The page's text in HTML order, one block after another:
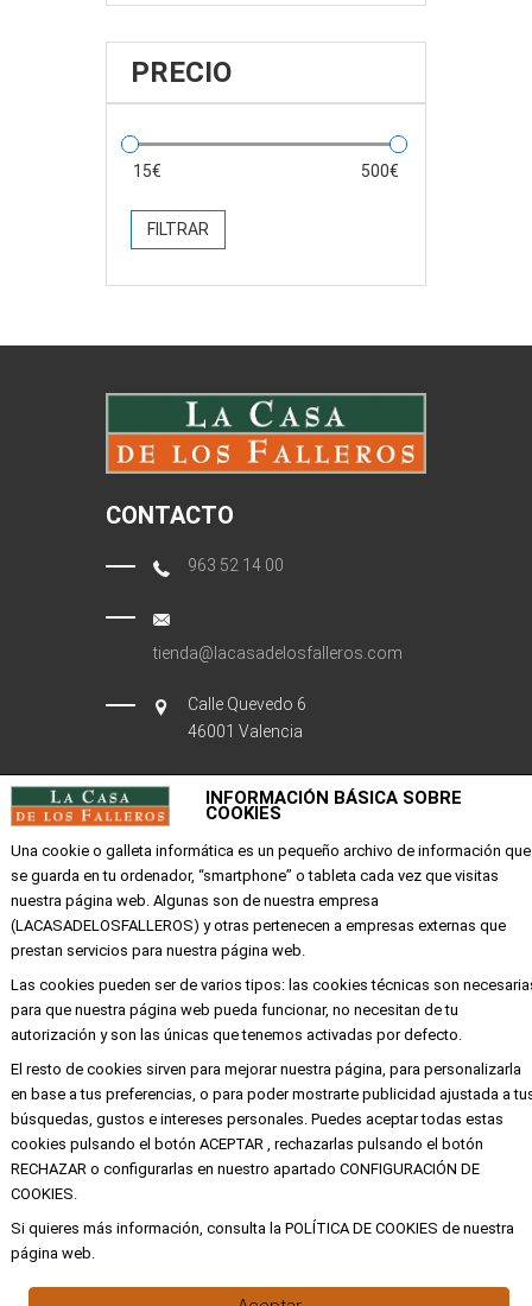
PRECIO
FILTRAR
CONTACTO
963 52 14 00
tienda@lacasadelosfalleros.com
Calle Quevedo 6
46001 Valencia
EMPRESA
Mi cuenta
Aviso legal
Política de privacidad y cookies
Copyright © Alba
Todos los derechos
reservados
INFORMACIÓN BÁSICA SOBRE
COOKIES
Una cookie o galleta informática es un pequeño archivo de información que
se guarda en tu ordenador, “smartphone” o tableta cada vez que visitas
nuestra página web. Algunas son de nuestra empresa
(LACASADELOSFALLEROS) y otras pertenecen a empresas externas que
prestan servicios para nuestra página web.
Las cookies pueden ser de varios tipos: las cookies técnicas son
para que nuestra página web pueda funcionar, no necesitan de tu
autorización y son las únicas que tenemos activadas por defecto.
El resto de cookies sirven para mejorar nuestra página, para personalizarla
en base a tus preferencias, o para poder mostrarte publicidad ajustada a
búsquedas, gustos e intereses personales. Puedes aceptar todas estas
cookies pulsando el botón ACEPTAR , rechazarlas pulsando el botón
RECHAZAR o configurarlas en nuestro apartado CONFIGURACIÓN DE
COOKIES.
Si quieres más información, consulta la POLÍTICA DE COOKIES de nuestra
página web.